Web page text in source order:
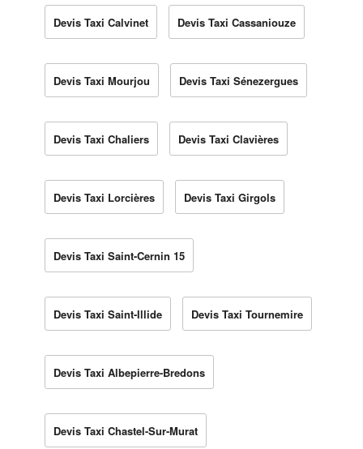
Devis Taxi Calvinet Devis Taxi Cassaniouze
Devis Taxi Mourjou Devis Taxi Sénezergues
Devis Taxi Chaliers Devis Taxi Clavières
Devis Taxi Lorcières Devis Taxi Girgols
Devis Taxi Saint-Cernin 15
Devis Taxi Saint-Illide Devis Taxi Tournemire
Devis Taxi Albepierre-Bredons
Devis Taxi Chastel-Sur-Murat